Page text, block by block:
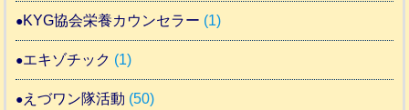
KYG協会栄養カウンセラー (1)
エキゾチック (1)
えづワン隊活動 (50)